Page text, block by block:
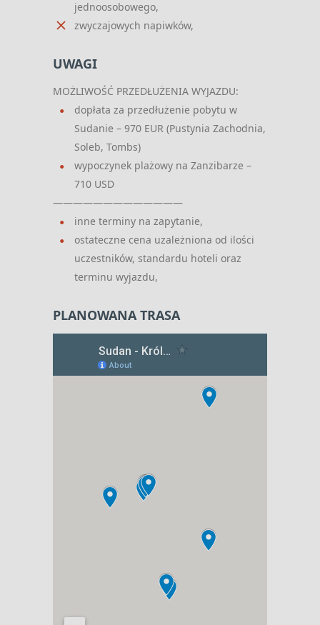
jednoosobowego,
zwyczajowych napiwków,
UWAGI
MOŻLIWOŚĆ PRZEDŁUŻENIA WYJAZDU:
dopłata za przedłużenie pobytu w
Sudanie – 970 EUR (Pustynia Zachodnia,
Soleb, Tombs)
wypoczynek plażowy na Zanzibarze –
710 USD
—————————————
inne terminy na zapytanie,
ostateczne cena uzależniona od ilości
uczestników, standardu hoteli oraz
terminu wyjazdu,
PLANOWANA TRASA